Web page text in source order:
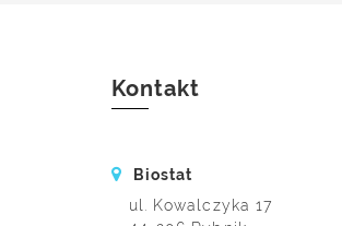
Kontakt
Biostat
ul. Kowalczyka 17